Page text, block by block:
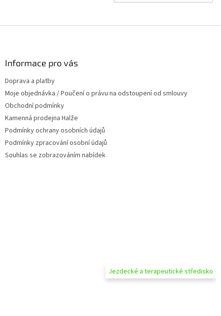
Informace pro vás
Doprava a platby
Moje objednávka / Poučení o právu na odstoupení od smlouvy
Obchodní podmínky
Kamenná prodejna Halže
Podmínky ochrany osobních údajů
Podmínky zpracování osobní údajů
Souhlas se zobrazováním nabídek
Jezdecké a terapeutické středisko